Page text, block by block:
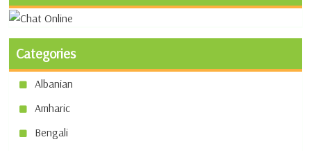
Categories
Albanian
Amharic
Bengali